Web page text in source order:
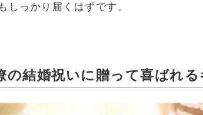
しっかり届くはずです。
の結婚祝いに贈って喜ばれ